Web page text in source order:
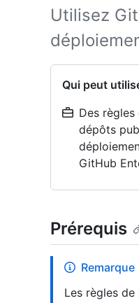
Utilisez
Qui peut
Des
dépôts
GitHub
Prérequis
Remarque
Les règles